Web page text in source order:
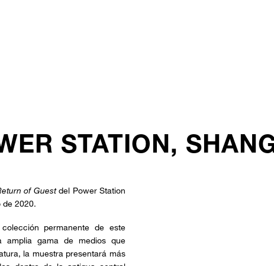
STATION,
of Guestdel Power Station
de 2020.
permanente de este
amplia gama de medios que
la muestra presentará más